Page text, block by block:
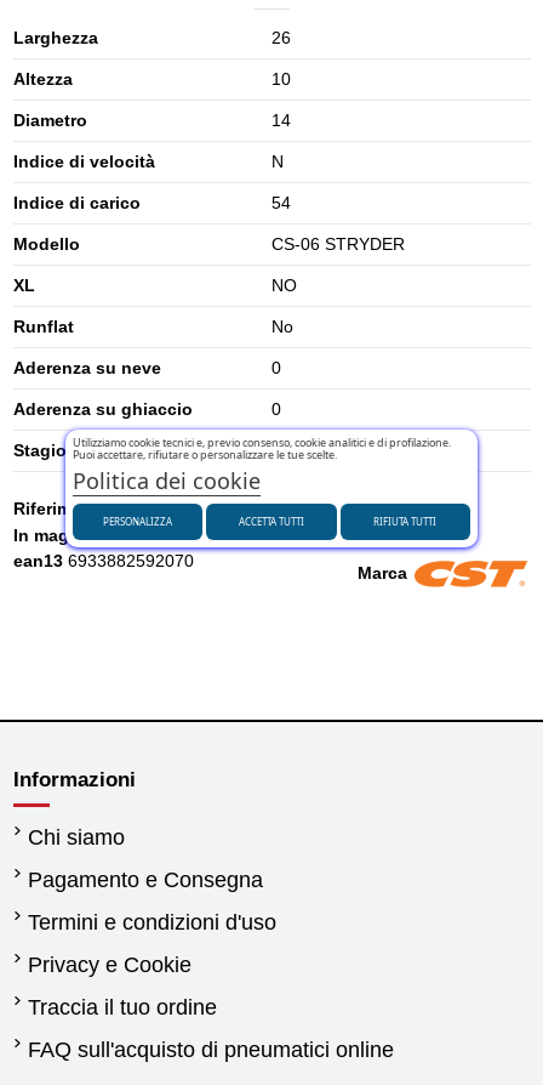
Larghezza 26
Altezza 10
Diametro 14
Indice di velocità N
Indice di carico 54
Modello CS-06 STRYDER
XL NO
Runflat No
Aderenza su neve 0
Aderenza su ghiaccio 0
Stagione Estivi
Marca
Riferimento 52599874
In magazzino
ean13 6933882592070
Informazioni
Chi siamo
Pagamento e Consegna
Termini e condizioni d'uso
Privacy e Cookie
Traccia il tuo ordine
FAQ sull'acquisto di pneumatici online
Utilizziamo cookie tecnici e, previo consenso, cookie analitici e di profilazione.
Puoi accettare, rifiutare o personalizzare le tue scelte.
Politica dei cookie
PERSONALIZZA RIFIUTA TUTTI
ACCETTA TUTTI